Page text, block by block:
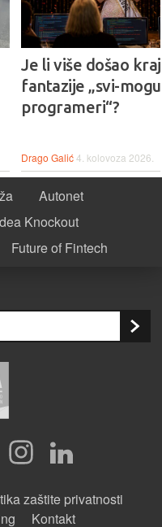
Je li više došao kraj
fantazije „svi-
programeri“?
Drago Galić4. kolovoza 2026.
Autonet
Knockout
Future of Fintech
zaštite privatnosti
Kontakt